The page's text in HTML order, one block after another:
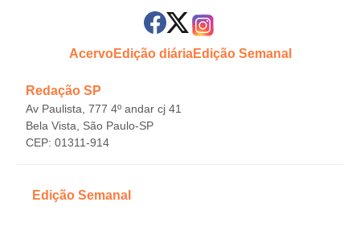
AcervoEdição diáriaEdição Semanal
Redação SP
Av Paulista, 777 4º andar cj 41
Bela Vista, São Paulo-SP
CEP: 01311-914
Edição Semanal